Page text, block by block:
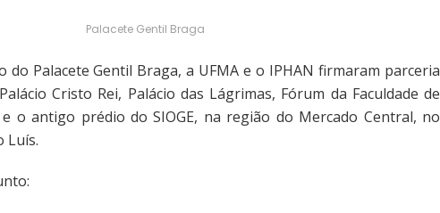
Palacete Gentil Braga
Palacete Gentil Braga, a UFMA e o IPHAN firmaram parceria
Cristo Rei, Palácio das Lágrimas, Fórum da Faculdade de
o antigo prédio do SIOGE, na região do Mercado Central, no
Luís.